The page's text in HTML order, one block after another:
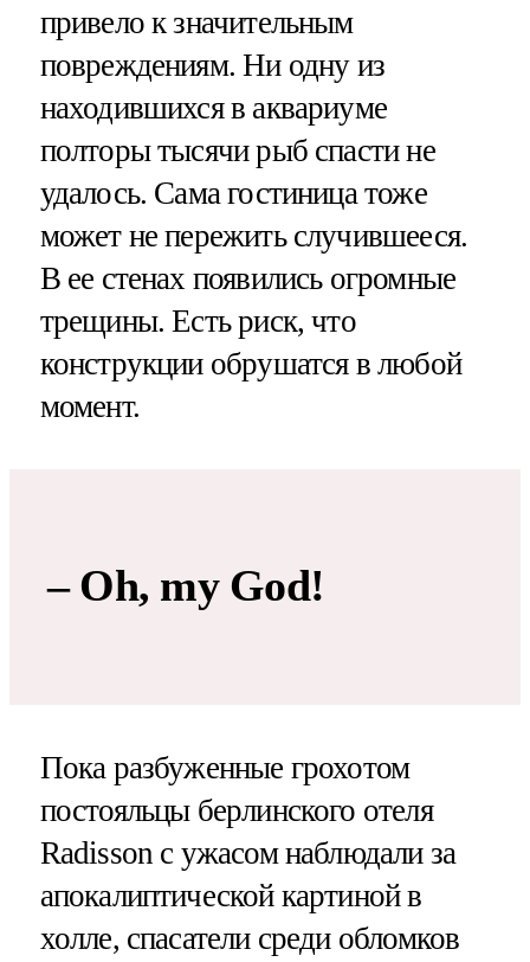
привело к значительным
повреждениям. Ни одну из
находившихся в аквариуме
полторы тысячи рыб спасти не
удалось. Сама гостиница тоже
может не пережить случившееся.
В ее стенах появились огромные
трещины. Есть риск, что
конструкции обрушатся в любой
момент.
– Oh, my God!
Пока разбуженные грохотом
постояльцы берлинского отеля
Radisson с ужасом наблюдали за
апокалиптической картиной в
холле, спасатели среди обломков